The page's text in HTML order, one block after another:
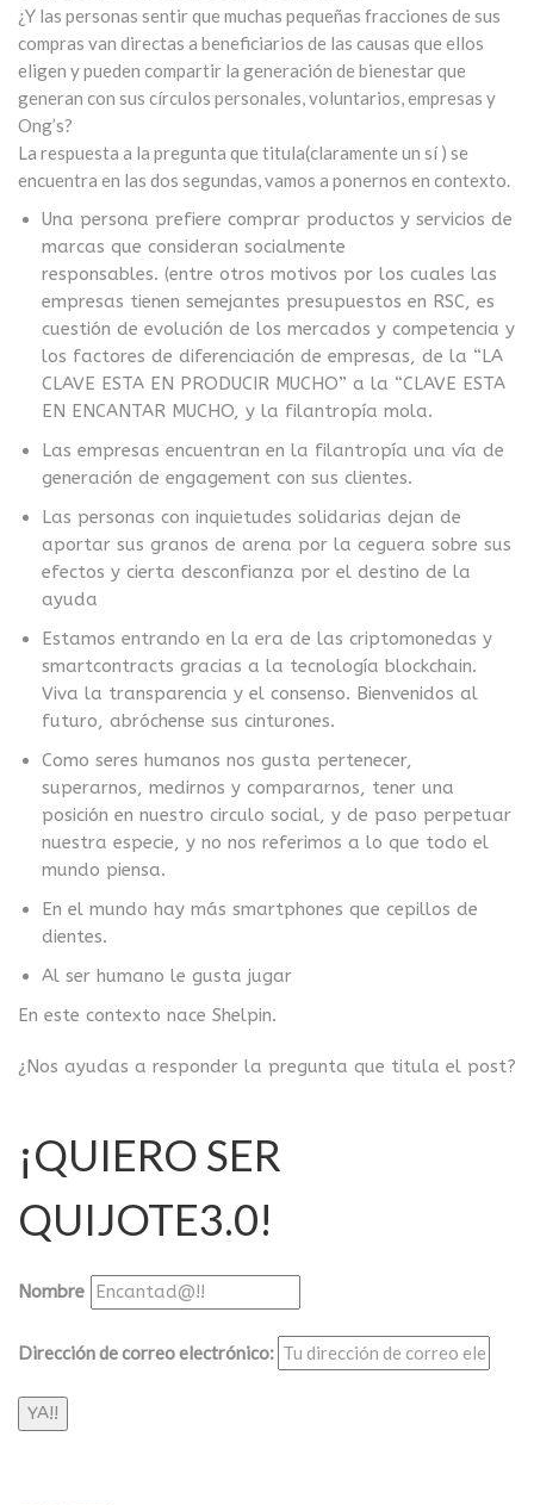
¿Y las personas sentir que muchas pequeñas fracciones de sus
compras van directas a beneficiarios de las causas que ellos
eligen y pueden compartir la generación de bienestar que
generan con sus círculos personales, voluntarios, empresas y
Ong’s?
La respuesta a la pregunta que titula(claramente un sí ) se
encuentra en las dos segundas, vamos a ponernos en contexto.
Una persona prefiere comprar productos y servicios de
marcas que consideran socialmente
responsables. (entre otros motivos por los cuales las
empresas tienen semejantes presupuestos en RSC, es
cuestión de evolución de los mercados y competencia y
los factores de diferenciación de empresas, de la “LA
CLAVE ESTA EN PRODUCIR MUCHO” a la “CLAVE ESTA
EN ENCANTAR MUCHO, y la filantropía mola.
Las empresas encuentran en la filantropía una vía de
generación de engagement con sus clientes.
Las personas con inquietudes solidarias dejan de
aportar sus granos de arena por la ceguera sobre sus
efectos y cierta desconfianza por el destino de la
ayuda
Estamos entrando en la era de las criptomonedas y
smartcontracts gracias a la tecnología blockchain.
Viva la transparencia y el consenso. Bienvenidos al
futuro, abróchense sus cinturones.
Como seres humanos nos gusta pertenecer,
superarnos, medirnos y compararnos, tener una
posición en nuestro circulo social, y de paso perpetuar
nuestra especie, y no nos referimos a lo que todo el
mundo piensa.
En el mundo hay más smartphones que cepillos de
dientes.
Al ser humano le gusta jugar
En este contexto nace Shelpin.
¿Nos ayudas a responder la pregunta que titula el post?
¡QUIERO SER
QUIJOTE3.0!
Nombre
Dirección de correo electrónico: